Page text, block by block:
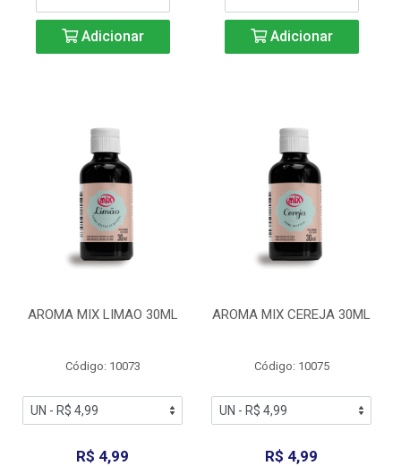
Adicionar Adicionar
AROMA MIX LIMAO 30ML
Código: 10073
R$ 4,99
AROMA MIX CEREJA 30ML
Código: 10075
R$ 4,99